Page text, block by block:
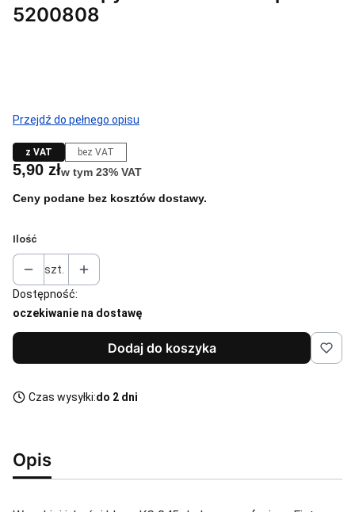
5200808
Przejdź do pełnego opisu
z VAT bez VAT
Cena
5,90 złw tym 23% VAT
w tym 23% VAT
Ceny podane bez kosztów dostawy.
Ilość
szt.
Dostępność:
oczekiwanie na dostawę
Dodaj do koszyka
Czas wysyłki:do 2 dni
Opis